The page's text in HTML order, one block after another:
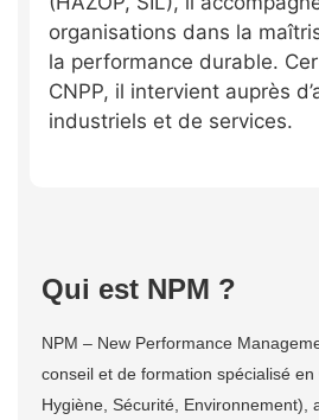
organisations dans la
la performance durable.
CNPP, il intervient auprès
industriels et de services.
Qui est NPM ?
NPM – New Performance
conseil et de formation spécialisé en
Hygiène, Sécurité, Environnement),